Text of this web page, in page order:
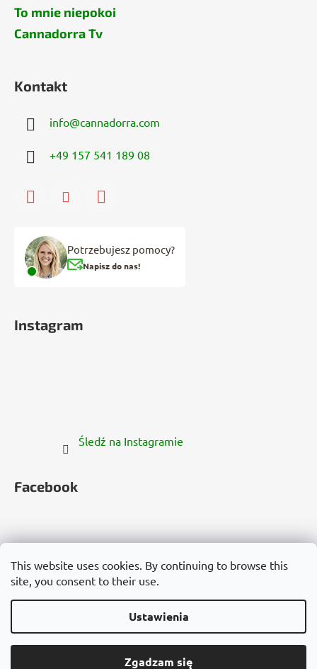
This website uses cookies. By continuing to browse this
site, you consent to their use.
Ustawienia
Zgadzam się
To mnie niepokoi
Cannadorra Tv
Kontakt
info@cannadorra.com
+49 157 541 189 08
Potrzebujesz pomocy?
Napisz do nas!
Instagram
Śledź na Instagramie
Facebook
Česko Slovensko Magyarország
Opracował Shoptet
Cannadorra.com
DODAJ DO KOSZYKA